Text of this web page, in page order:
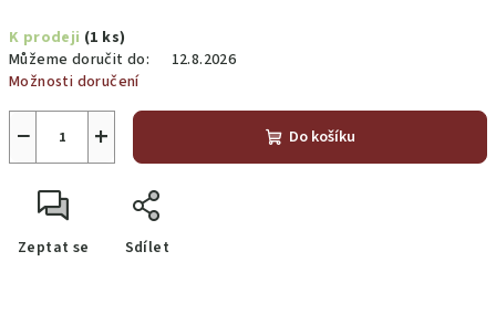
cena:
K prodeji (1 ks)
Můžeme doručit do:
12.8.2026
Možnosti doručení
+
− Do košíku
Zeptat se Sdílet